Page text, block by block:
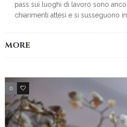
pass sui luoghi di lavoro sono
chiarimenti attesi e si susseguono
MORE
0 2